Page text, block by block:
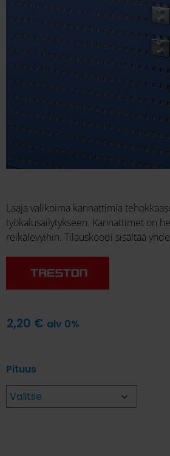
Laaja valikoima kannattimia
työkalusäilytykseen. Kannattimet on
reikälevyihin. Tilauskoodi sisältää
2,20 € alv 0%
Pituus